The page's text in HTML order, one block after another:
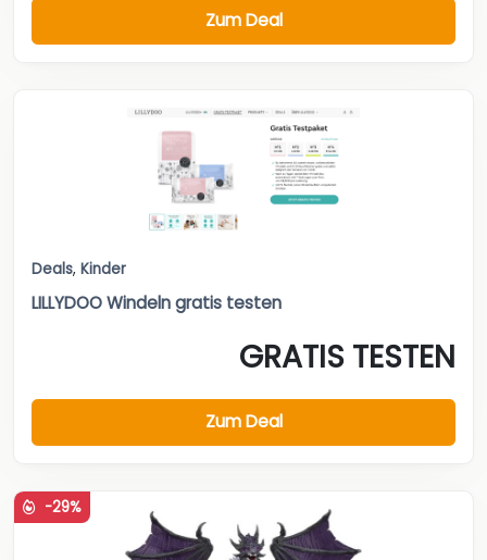
Zum Deal
Deals, Kinder
LILLYDOO Windeln gratis testen
GRATIS TESTEN
Zum Deal
-29%